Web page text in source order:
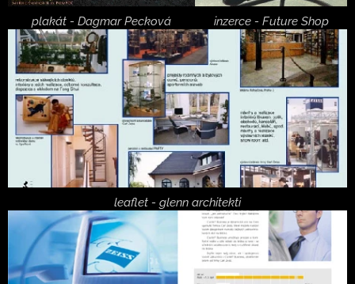
plakát - Dagmar Pecková inzerce - Future Shop
leaflet - glenn architekti